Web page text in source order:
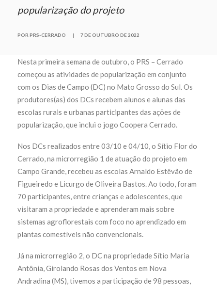
popularização do projeto
POR PRS-CERRADO | 7 DE OUTUBRO DE 2022
Nesta primeira semana de outubro, o PRS – Cerrado
começou as atividades de popularização em conjunto
com os Dias de Campo (DC) no Mato Grosso do Sul. Os
produtores(as) dos DCs recebem alunos e alunas das
escolas rurais e urbanas participantes das ações de
popularização, que inclui o jogo Coopera Cerrado.
Nos DCs realizados entre 03/10 e 04/10, o Sítio Flor do
Cerrado, na microrregião 1 de atuação do projeto em
Campo Grande, recebeu as escolas Arnaldo Estêvão de
Figueiredo e Licurgo de Oliveira Bastos. Ao todo, foram
70 participantes, entre crianças e adolescentes, que
visitaram a propriedade e aprenderam mais sobre
sistemas agroflorestais com foco no aprendizado em
plantas comestíveis não convencionais.
Já na microrregião 2, o DC na propriedade Sítio Maria
Antônia, Girolando Rosas dos Ventos em Nova
Andradina (MS), tivemos a participação de 98 pessoas,